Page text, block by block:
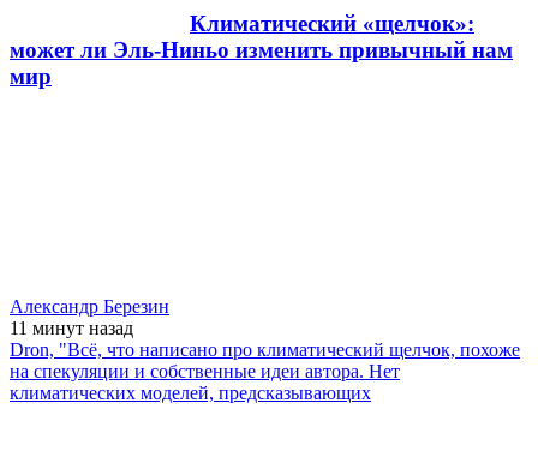
Климатический «щелчок»:
может ли Эль-Ниньо изменить привычный нам
мир
Александр Березин
11 минут назад
Dron, "Всё, что написано про климатический щелчок, похоже
на спекуляции и собственные идеи автора. Нет
климатических моделей, предсказывающих